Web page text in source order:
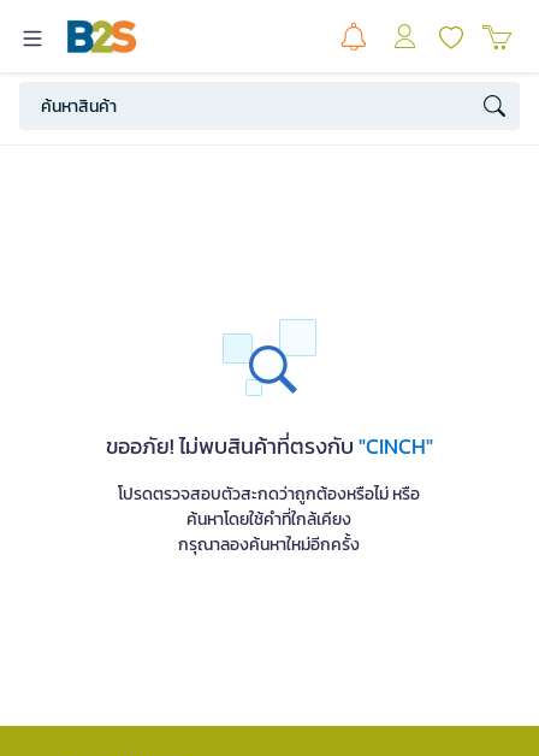
ขออภัย! ไม่พบสินค้าที่ตรงกับ"CINCH"
โปรดตรวจสอบตัวสะกดว่าถูกต้องหรือไม่ หรือ
ค้นหาโดยใช้คำที่ใกล้เคียง
กรุณาลองค้นหาใหม่อีกครั้ง